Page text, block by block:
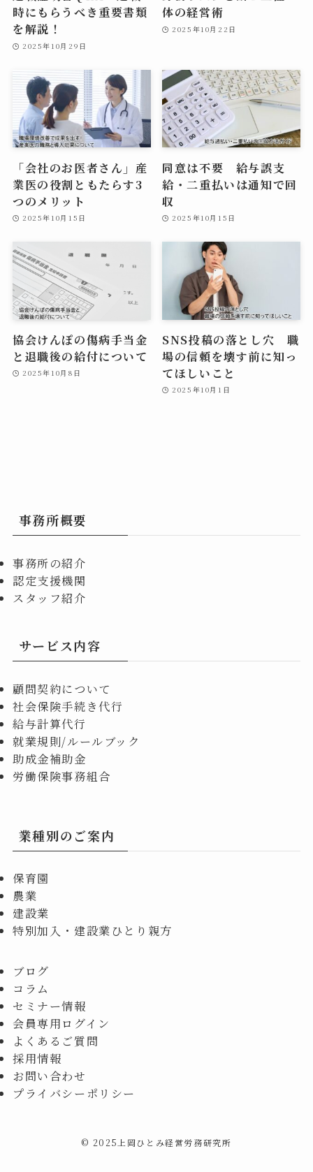
時にもらうべき重要書類
を解説！
2025年10月29日
体の経営術
2025年10月22日
「会社のお医者さん」産
業医の役割ともたらす3
つのメリット
2025年10月15日
同意は不要 給与誤支
給・二重払いは通知で回
収
2025年10月15日
協会けんぽの傷病手当金
と退職後の給付について
2025年10月8日
SNS投稿の落とし穴 職
場の信頼を壊す前に知っ
てほしいこと
2025年10月1日
事務所概要
事務所の紹介
認定支援機関
スタッフ紹介
サービス内容
顧問契約について
社会保険手続き代行
給与計算代行
就業規則/ルールブック
助成金補助金
労働保険事務組合
業種別のご案内
保育園
農業
建設業
特別加入・建設業ひとり親方
ブログ
コラム
セミナー情報
会員専用ログイン
よくあるご質問
採用情報
お問い合わせ
プライバシーポリシー
© 2025上岡ひとみ経営労務研究所